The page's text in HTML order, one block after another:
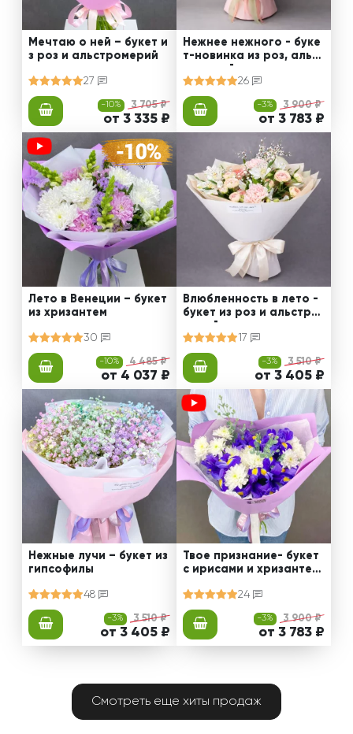
Мечтаю о ней – букет и
з роз и альстромерий
27
-10% 3 705 ₽
от 3 335 ₽
Нежнее нежного - буке
т-новинка из роз, альст
ромерий и калл
26
-3% 3 900 ₽
от 3 783 ₽
Лето в Венеции – букет
из хризантем
30
-10% 4 485 ₽
от 4 037 ₽
Влюбленность в лето -
букет из роз и альстро
мерий
17
-3% 3 510 ₽
от 3 405 ₽
Нежные лучи – букет из
гипсофилы
48
-3% 3 510 ₽
от 3 405 ₽
Твое признание- букет
с ирисами и хризантем
24
-3% 3 900 ₽
от 3 783 ₽
Смотреть еще хиты продаж